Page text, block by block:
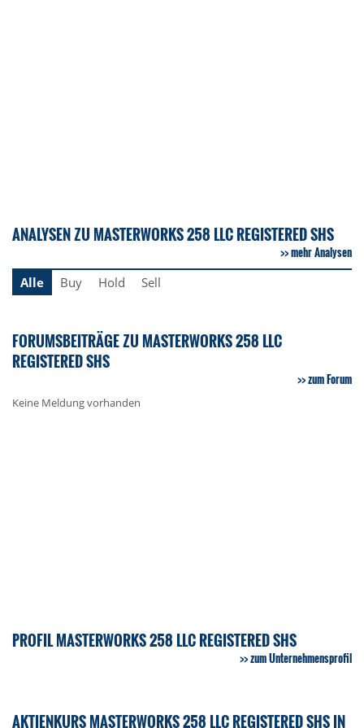
ANALYSEN ZU MASTERWORKS 258 LLC REGISTERED SHS
mehr Analysen
Alle
Buy Hold Sell
FORUMSBEITRÄGE ZU MASTERWORKS 258 LLC
REGISTERED SHS
zum Forum
Keine Meldung vorhanden
PROFIL MASTERWORKS 258 LLC REGISTERED SHS
zum Unternehmensprofil
AKTIENKURS MASTERWORKS 258 LLC REGISTERED SHS IN